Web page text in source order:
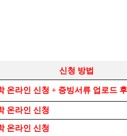
신청 방법
온라인 신청 + 증빙서류 업로드
온라인 신청
온라인 신청